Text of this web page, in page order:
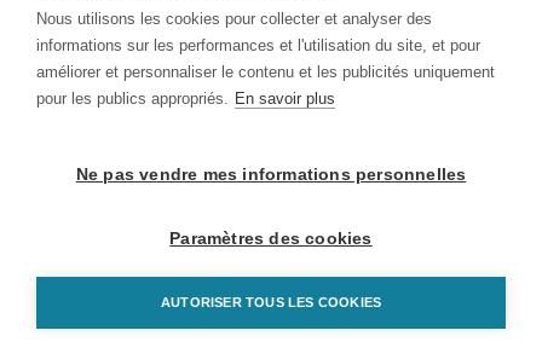
Nous utilisons les cookies pour collecter et analyser des
informations sur les performances et l'utilisation du site, et pour
améliorer et personnaliser le contenu et les publicités uniquement
pour les publics appropriés. En savoir plus
Ne pas vendre mes informations personnelles
Paramètres des cookies
AUTORISER TOUS LES COOKIES